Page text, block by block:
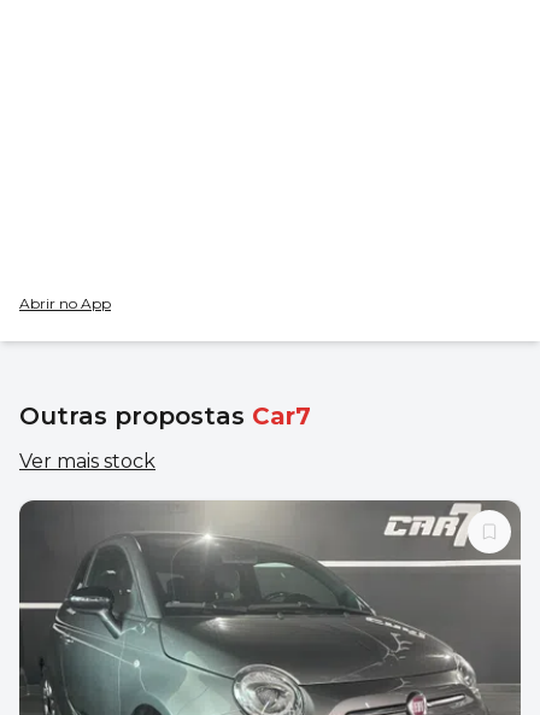
Abrir no App
Outras propostas Car7
Ver mais stock